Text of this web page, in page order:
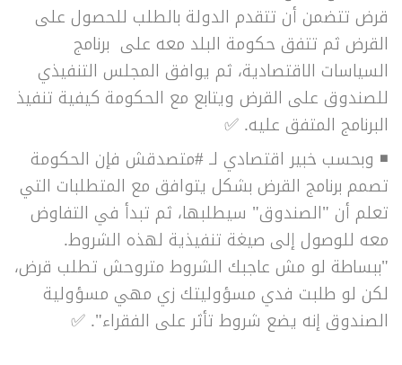
قرض تتضمن أن تتقدم الدولة بالطلب للحصول على
القرض ثم تتفق حكومة البلد معه على برنامج
السياسات الاقتصادية، ثم يوافق المجلس التنفيذي
للصندوق على القرض ويتابع مع الحكومة كيفية تنفيذ
البرنامج المتفق عليه. ✅
◾ وبحسب خبير اقتصادي لـ #متصدقش فإن الحكومة
تصمم برنامج القرض بشكل يتوافق مع المتطلبات التي
تعلم أن "الصندوق" سيطلبها، ثم تبدأ في التفاوض
معه للوصول إلى صيغة تنفيذية لهذه الشروط.
"ببساطة لو مش عاجبك الشروط متروحش تطلب قرض،
لكن لو طلبت فدي مسؤوليتك زي مهي مسؤولية
الصندوق إنه يضع شروط تأثر على الفقراء". ✅